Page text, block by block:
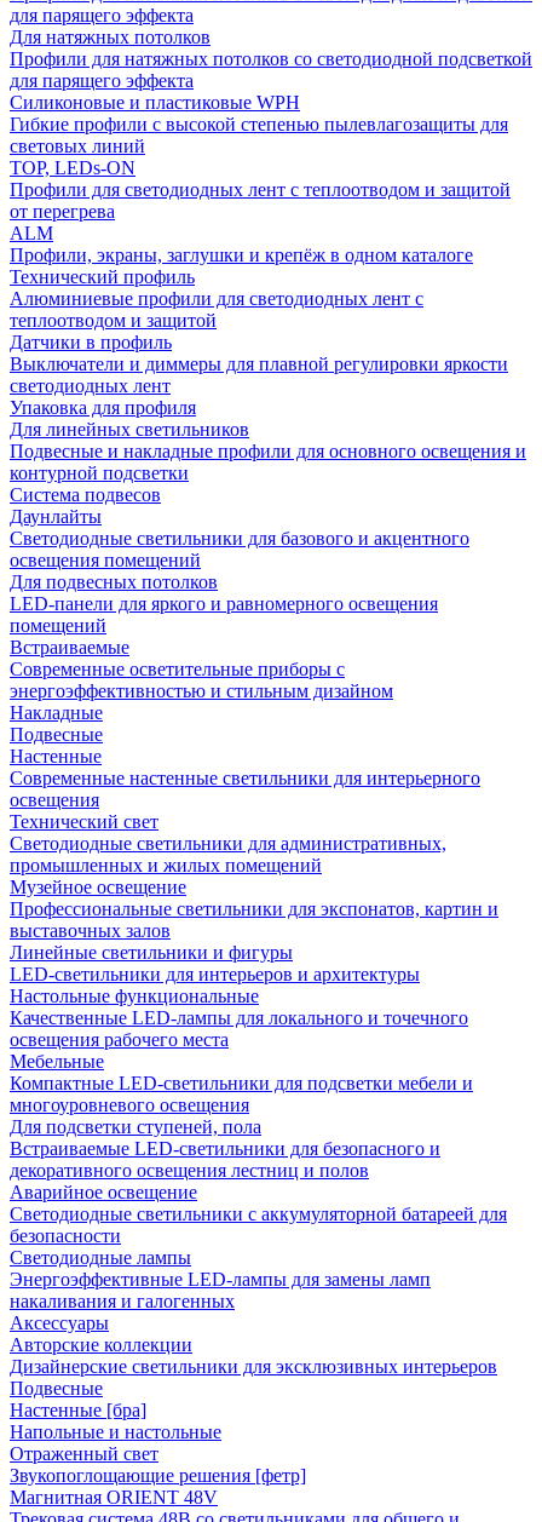
для парящего эффекта
Для натяжных потолков
Профили для натяжных потолков со светодиодной подсветкой
для парящего эффекта
Силиконовые и пластиковые WPH
Гибкие профили с высокой степенью пылевлагозащиты для
световых линий
TOP, LEDs-ON
Профили для светодиодных лент с теплоотводом и защитой
от перегрева
ALM
Профили, экраны, заглушки и крепёж в одном каталоге
Технический профиль
Алюминиевые профили для светодиодных лент с
теплоотводом и защитой
Датчики в профиль
Выключатели и диммеры для плавной регулировки яркости
светодиодных лент
Упаковка для профиля
Для линейных светильников
Подвесные и накладные профили для основного освещения и
контурной подсветки
Система подвесов
Даунлайты
Светодиодные светильники для базового и акцентного
освещения помещений
Для подвесных потолков
LED-панели для яркого и равномерного освещения
помещений
Встраиваемые
Современные осветительные приборы с
энергоэффективностью и стильным дизайном
Накладные
Подвесные
Настенные
Современные настенные светильники для интерьерного
освещения
Технический свет
Светодиодные светильники для административных,
промышленных и жилых помещений
Музейное освещение
Профессиональные светильники для экспонатов, картин и
выставочных залов
Линейные светильники и фигуры
LED-светильники для интерьеров и архитектуры
Настольные функциональные
Качественные LED-лампы для локального и точечного
освещения рабочего места
Мебельные
Компактные LED-светильники для подсветки мебели и
многоуровневого освещения
Для подсветки ступеней, пола
Встраиваемые LED-светильники для безопасного и
декоративного освещения лестниц и полов
Аварийное освещение
Светодиодные светильники с аккумуляторной батареей для
безопасности
Светодиодные лампы
Энергоэффективные LED-лампы для замены ламп
накаливания и галогенных
Аксессуары
Авторские коллекции
Дизайнерские светильники для эксклюзивных интерьеров
Подвесные
Настенные [бра]
Напольные и настольные
Отраженный свет
Звукопоглощающие решения [фетр]
Магнитная ORIENT 48V